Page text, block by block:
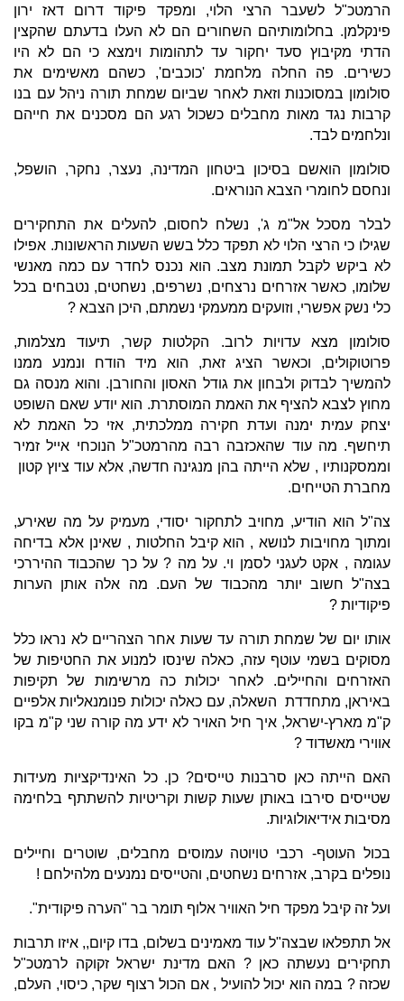
הרמטכ"ל לשעבר הרצי הלוי, ומפקד פיקוד דרום דאז ירון
פינקלמן. בחלומותיהם השחורים הם לא העלו בדעתם שהקצין
הדתי מקיבוץ סעד יחקור עד לתהומות וימצא כי הם לא היו
כשירים. פה החלה מלחמת 'כוכבים', כשהם מאשימים את
סולומון במסוכנות וזאת לאחר שביום שמחת תורה ניהל עם בנו
קרבות נגד מאות מחבלים כשכול רגע הם מסכנים את חייהם
ונלחמים לבד.
סולומון הואשם בסיכון ביטחון המדינה, נעצר, נחקר, הושפל,
ונחסם לחומרי הצבא הנוראים.
לבלר מסכל אל"מ ג', נשלח לחסום, להעלים את התחקירים
שגילו כי הרצי הלוי לא תפקד כלל בשש השעות הראשונות. אפילו
לא ביקש לקבל תמונת מצב. הוא נכנס לחדר עם כמה מאנשי
שלומו, כאשר אזרחים נרצחים, נשרפים, נשחטים, נטבחים בכל
כלי נשק אפשרי, וזועקים ממעמקי נשמתם, היכן הצבא ?
סולומון מצא עדויות לרוב. הקלטות קשר, תיעוד מצלמות,
פרוטוקולים, וכאשר הציג זאת, הוא מיד הודח ונמנע ממנו
להמשיך לבדוק ולבחון את גודל האסון והחורבן. והוא מנסה גם
מחוץ לצבא להציף את האמת המוסתרת. הוא יודע שאם השופט
יצחק עמית ימנה ועדת חקירה ממלכתית, אזי כל האמת לא
תיחשף. מה עוד שהאכזבה רבה מהרמטכ"ל הנוכחי אייל זמיר
וממסקנותיו , שלא הייתה בהן מנגינה חדשה, אלא עוד ציוץ קטון
מחברת הטייחים.
צה"ל הוא הודיע, מחויב לתחקור יסודי, מעמיק על מה שאירע,
ומתוך מחויבות לנושא , הוא קיבל החלטות , שאינן אלא בדיחה
עגומה , אקט לעגני לסמן וי. על מה ? על כך שהכבוד ההיררכי
בצה"ל חשוב יותר מהכבוד של העם. מה אלה אותן הערות
פיקודיות ?
אותו יום של שמחת תורה עד שעות אחר הצהריים לא נראו כלל
מסוקים בשמי עוטף עזה, כאלה שינסו למנוע את החטיפות של
האזרחים והחיילים. לאחר יכולות כה מרשימות של תקיפות
באיראן, מתחדדת השאלה, עם כאלה יכולות פנומנאליות אלפיים
ק"מ מארץ-ישראל, איך חיל האויר לא ידע מה קורה שני ק"מ בקו
אווירי מאשדוד ?
האם הייתה כאן סרבנות טייסים? כן. כל האינדיקציות מעידות
שטייסים סירבו באותן שעות קשות וקריטיות להשתתף בלחימה
מסיבות אידיאולוגיות.
בכול העוטף- רכבי טויוטה עמוסים מחבלים, שוטרים וחיילים
נופלים בקרב, אזרחים נשחטים, והטייסים נמנעים מלהילחם !
ועל זה קיבל מפקד חיל האוויר אלוף תומר בר "הערה פיקודית".
אל תתפלאו שבצה"ל עוד מאמינים בשלום, בדו קיום,, איזו תרבות
תחקירים נעשתה כאן ? האם מדינת ישראל זקוקה לרמטכ"ל
שכזה ? במה הוא יכול להועיל , אם הכול רצוף שקר, כיסוי, העלם,